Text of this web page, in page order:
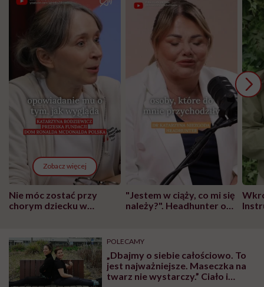
Zobacz więcej
Nie móc zostać przy
chorym dziecku w
może chyba tylko
głupota i brak
wyobraźni"
"Jestem w ciąży, co mi się
należy?". Headhunter o
pracy
POLECAMY
„Dbajmy o siebie całościowo. To
jest najważniejsze. Maseczka na
twarz nie wystarczy.” Ciało i